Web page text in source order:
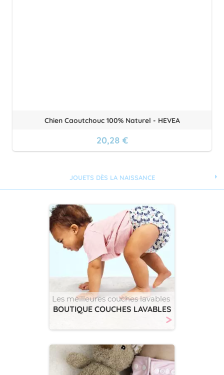
JOUETS DÈS LA NAISSANCE
Les meilleures couches lavables
BOUTIQUE COUCHES LAVABLES
>
Chien Caoutchouc 100% Naturel - HEVEA
20,28 €